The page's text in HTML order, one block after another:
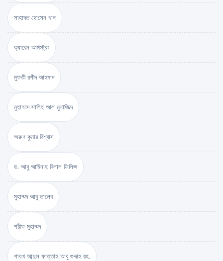
সাহাদত হোসেন খান
ক্যারেন আর্মস্ট্রং
মুফতী রশীদ আহমাদ
মুহাম্মাদ সালিহ আল মুনাজ্জিদ
অরুণ কুমার বিশ্বাস
ড. আবু আমিনাহ বিলাল ফিলিপ্স
মুহাম্মদ আবু তালেব
শরীফ মুহাম্মদ
শায়খ আব্দুল ফাত্তাহ আবু গুদ্দাহ রহ.